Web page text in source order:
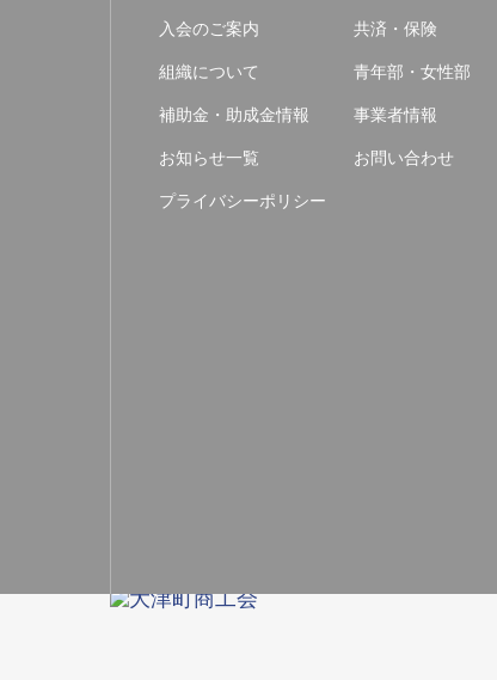
入会のご案内 共済・保険
組織について 青年部・女性部
補助金・助成金情報 事業者情報
お知らせ一覧 お問い合わせ
プライバシーポリシー